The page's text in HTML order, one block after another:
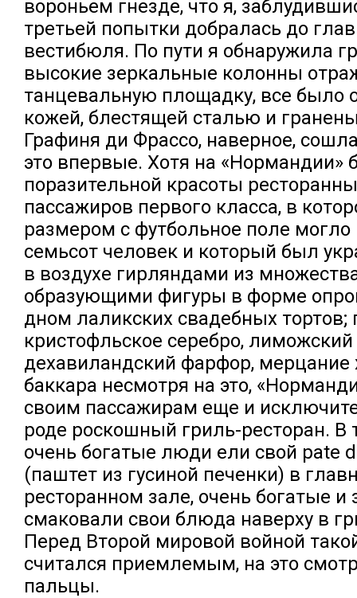
вороньем гнезде, что я,
третьей попытки добралась до
вестибюля. По пути я обнаружила
высокие зеркальные колонны
танцевальную площадку, все было
кожей, блестящей сталью и
Графиня ди Фрассо, наверное,
это впервые. Хотя на «Нормандии»
поразительной красоты
пассажиров первого класса, в
размером с футбольное поле могло
семьсот человек и который был
в воздухе гирляндами из
образующими фигуры в форме
дном лаликских свадебных
кристофльское серебро, лиможский
дехавиландский фарфор, мерцание
баккара несмотря на это,
своим пассажирам еще и
роде роскошный гриль-ресторан. В
очень богатые люди ели свой pate
(паштет из гусиной печенки) в
ресторанном зале, очень богатые
смаковали свои блюда наверху в
Перед Второй мировой войной
считался приемлемым, на это
пальцы.